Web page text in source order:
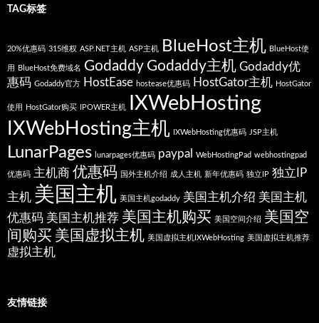
TAG标签
20%优惠码 315维权 ASP.NET主机 ASP主机 BlueHost主机 BlueHost使
用 BlueHost免费域名 Godaddy Godaddy主机 Godaddy优
惠码 Godaddy官方 HostEase hostease优惠码 HostGator主机 HostGator
使用 HostGator购买 IPOWER主机 IXWebHosting
IXWebHosting主机 IXWebHosting优惠码 JSP主机
LunarPages lunarpages优惠码 paypal WebHostingPad webhostingpad
优惠码 主机商 优惠码 国外主机介绍 成人主机 新年优惠码 独立IP 独立IP
主机 美国主机 美国主机godaddy 美国主机介绍 美国主机
优惠码 美国主机推荐 美国主机购买 美国空间介绍 美国空
间购买 美国虚拟主机 美国虚拟主机IXWebHosting 美国虚拟主机推荐
虚拟主机
友情链接